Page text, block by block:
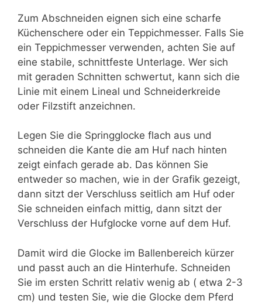
Zum Abschneiden eignen sich eine scharfe
Küchenschere oder ein Teppichmesser. Falls Sie
ein Teppichmesser verwenden, achten Sie auf
eine stabile, schnittfeste Unterlage. Wer sich
mit geraden Schnitten schwertut, kann sich die
Linie mit einem Lineal und Schneiderkreide
oder Filzstift anzeichnen.
Legen Sie die Springglocke flach aus und
schneiden die Kante die am Huf nach hinten
zeigt einfach gerade ab. Das können Sie
entweder so machen, wie in der Grafik gezeigt,
dann sitzt der Verschluss seitlich am Huf oder
Sie schneiden einfach mittig, dann sitzt der
Verschluss der Hufglocke vorne auf dem Huf.
Damit wird die Glocke im Ballenbereich kürzer
und passt auch an die Hinterhufe. Schneiden
Sie im ersten Schritt relativ wenig ab ( etwa 2-3
cm) und testen Sie, wie die Glocke dem Pferd